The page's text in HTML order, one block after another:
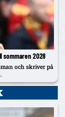
sommaren 2028
och skriver på